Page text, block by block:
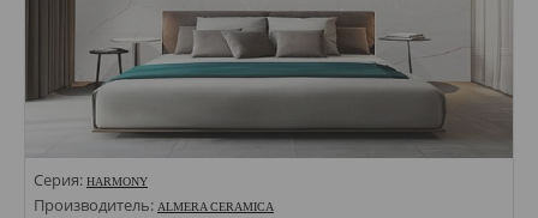
Серия: HARMONY
Производитель: ALMERA CERAMICA